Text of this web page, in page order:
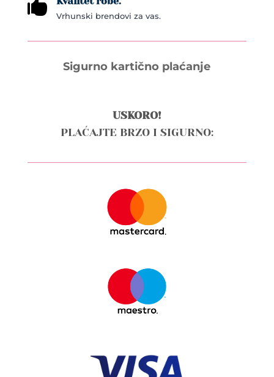
 Vrhunski brendovi za vas.
Sigurno kartično plaćanje
USKORO!
PLAĆAJTE BRZO I SIGURNO: